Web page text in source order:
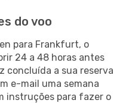
do voo
para Frankfurt, o
24 a 48 horas antes
concluída a sua reserva
e-mail uma semana
instruções para fazer o